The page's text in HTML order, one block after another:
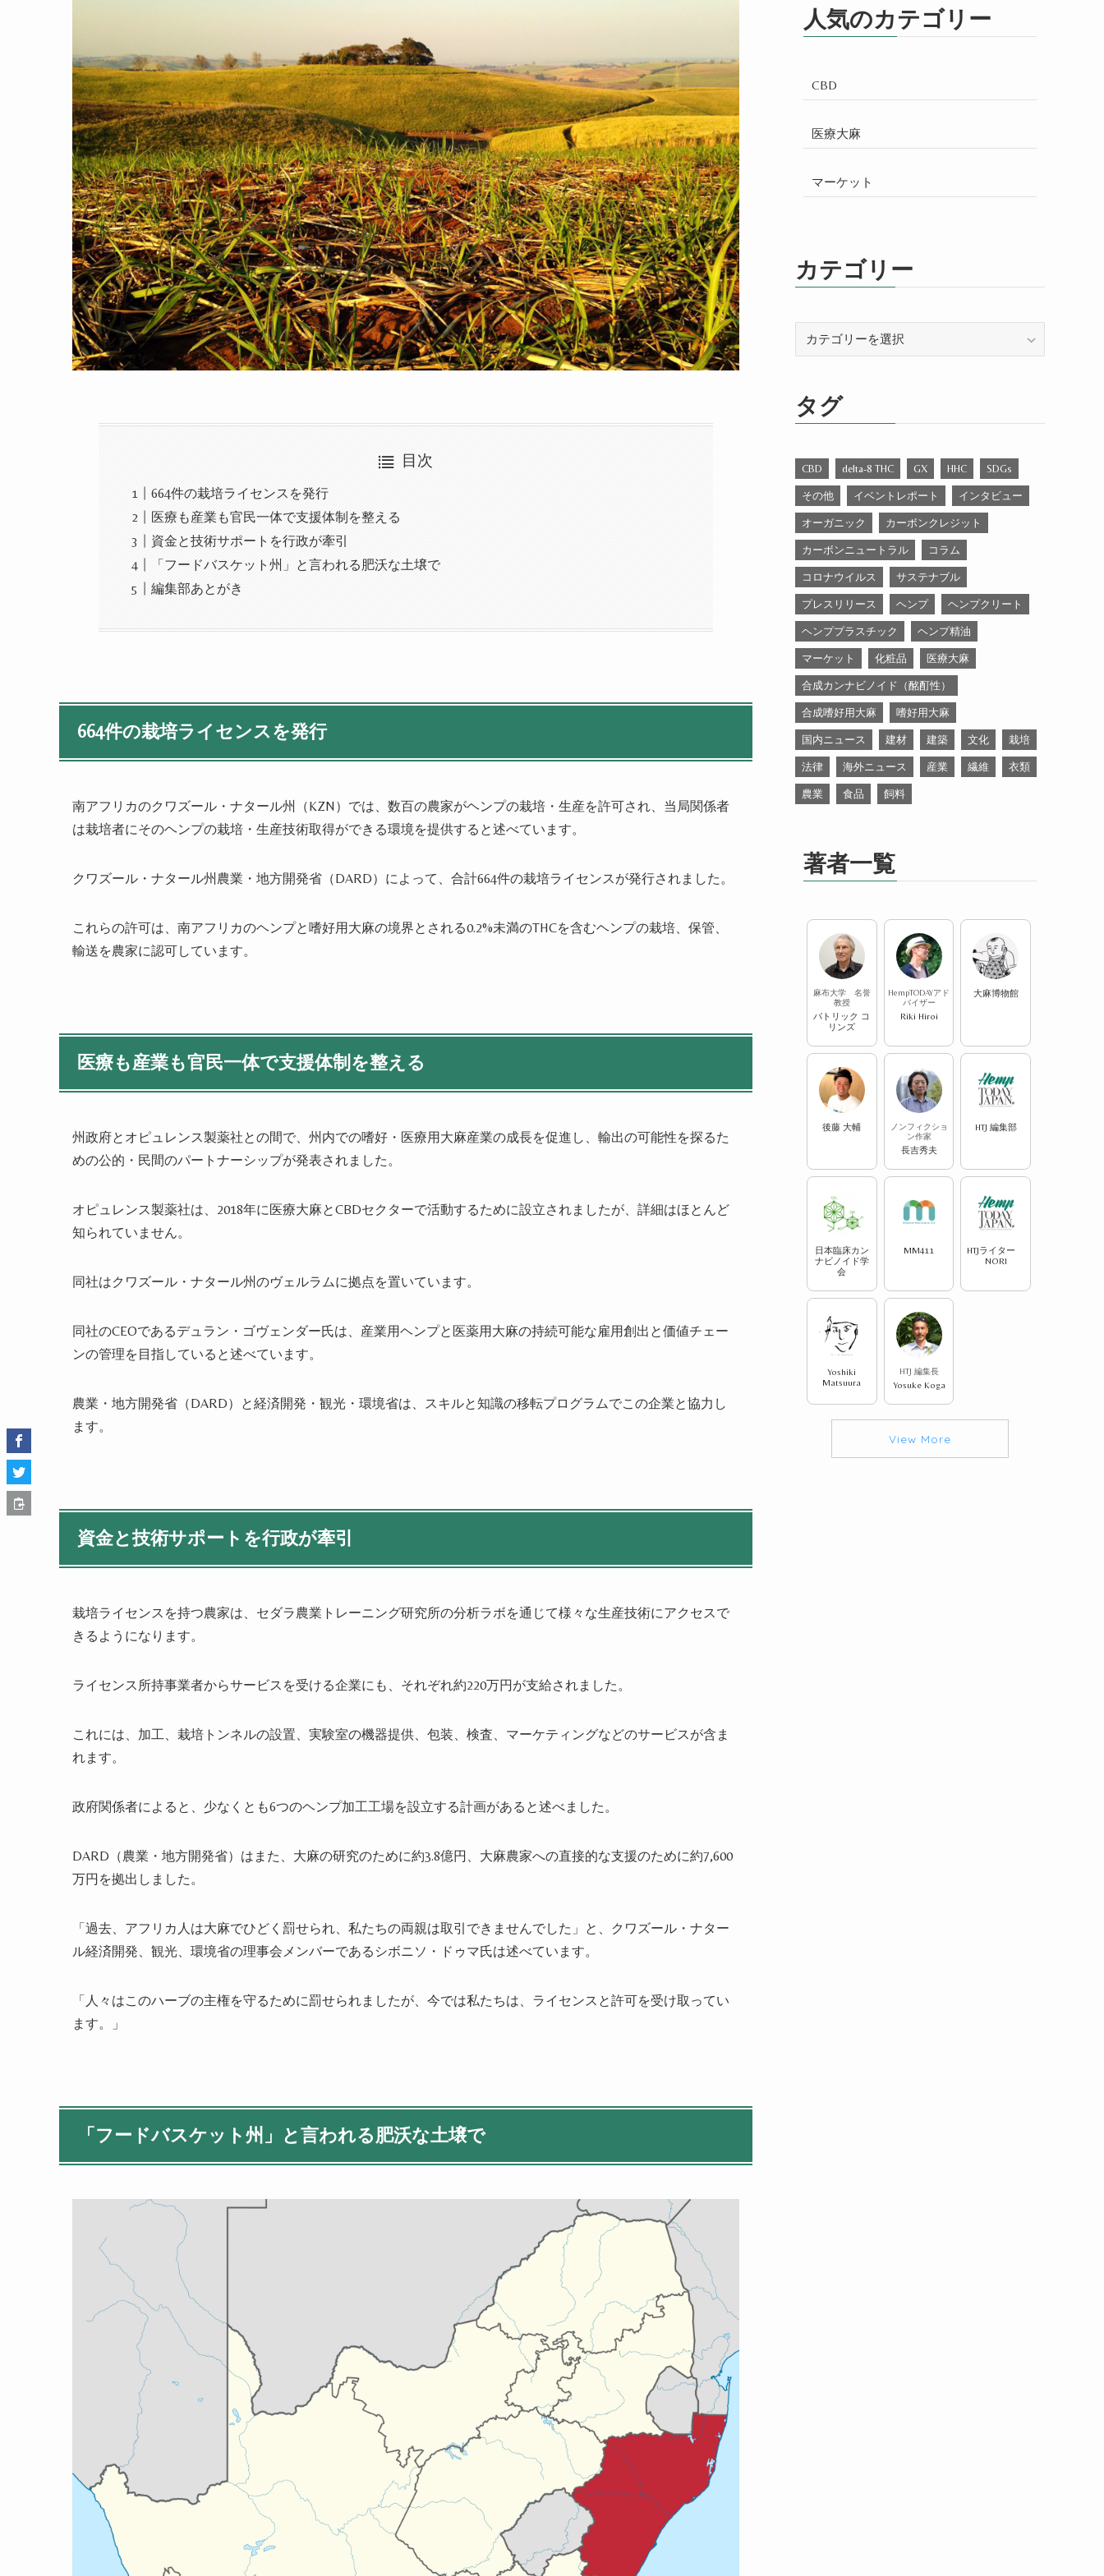
目次
664件の栽培ライセンスを発行
医療も産業も官民一体で支援体制を整える
資金と技術サポートを行政が牽引
「フードバスケット州」と言われる肥沃な土壌で
編集部あとがき
664件の栽培ライセンスを発行
南アフリカのクワズール・ナタール州（KZN）では、数百の農家がヘンプの栽培・生産を許可され、当局関係者
は栽培者にそのヘンプの栽培・生産技術取得ができる環境を提供すると述べています。
クワズール・ナタール州農業・地方開発省（DARD）によって、合計664件の栽培ライセンスが発行されました。
これらの許可は、南アフリカのヘンプと嗜好用大麻の境界とされる0.2%未満のTHCを含むヘンプの栽培、保管、
輸送を農家に認可しています。
医療も産業も官民一体で支援体制を整える
州政府とオピュレンス製薬社との間で、州内での嗜好・医療用大麻産業の成長を促進し、輸出の可能性を探るた
めの公的・民間のパートナーシップが発表されました。
オピュレンス製薬社は、 2018年に医療大麻とCBDセクターで活動するために設立されましたが、詳細はほとんど
知られていません。
同社はクワズール・ナタール州のヴェルラムに拠点を置いています。
同社のCEOであるデュラン・ゴヴェンダー氏は、産業用ヘンプと医薬用大麻の持続可能な雇用創出と価値チェー
ンの管理を目指していると述べています。
農業・地方開発省（DARD）と経済開発・観光・環境省は、スキルと知識の移転プログラムでこの企業と協力し
ます。
資金と技術サポートを行政が牽引
栽培ライセンスを持つ農家は、セダラ農業トレーニング研究所の分析ラボを通じて様々な生産技術にアクセスで
きるようになります。
ライセンス所持事業者からサービスを受ける企業にも、それぞれ約220万円が支給されました。
これには、加工、栽培トンネルの設置、実験室の機器提供、包装、検査、マーケティングなどのサービスが含ま
れます。
政府関係者によると、少なくとも6つのヘンプ加工工場を設立する計画があると述べました。
DARD （農業・地方開発省）はまた、大麻の研究のために約3.8億円、大麻農家への直接的な支援のために約7,600
万円を拠出しました。
「過去、アフリカ人は大麻でひどく罰せられ、私たちの両親は取引できませんでした」と、クワズール・ナター
ル経済開発、観光、環境省の理事会メンバーであるシボニソ・ドゥマ氏は述べています。
「人々はこのハーブの主権を守るために罰せられましたが、今では私たちは、ライセンスと許可を受け取ってい
ます。」
「フードバスケット州」と言われる肥沃な土壌で
人気のカテゴリー
CBD
医療大麻
マーケット
カテゴリー
ー
タグ
CBD delta-8 THC GX HHC SDGs
その他 イベントレポート インタビュー
オーガニック カーボンクレジット
カーボンニュートラル コラム
コロナウイルス サステナブル
プレスリリース ヘンプ ヘンプクリート
ヘンププラスチック ヘンプ精油
マーケット 化粧品 医療大麻
合成カンナビノイド（酩酊性）
合成嗜好用大麻 嗜好用大麻
国内ニュース 建材 建築 文化 栽培
法律 海外ニュース 産業 繊維 衣類
農業 食品 飼料
著者一覧
麻布大学 名誉
教授
パトリック コ
リンズ
HempTODAYアド
バイザー
Riki Hiroi
大麻博物館
後藤 大輔
ノンフィクショ
ン作家
長吉秀夫
HTJ 編集部
日本臨床カン
ナビノイド学
会
MM411
HTJライター
NORI
Yoshiki
Matsuura
HTJ 編集長
Yosuke Koga
View More